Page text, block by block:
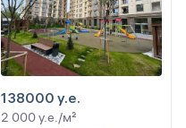
138000 y.e.
2 000 y.e./м²